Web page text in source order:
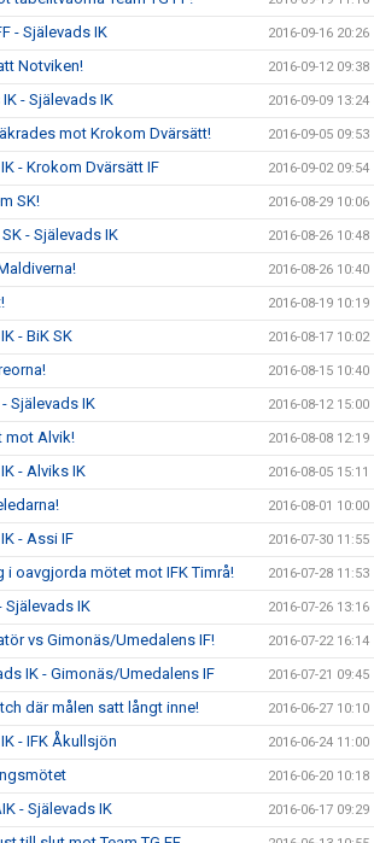
- Själevads IK 2016-09-16 20:26
Notviken! 2016-09-12 09:38
- Själevads IK 2016-09-09 13:24
mot Krokom Dvärsätt! 2016-09-05 09:53
- Krokom Dvärsätt IF 2016-09-02 09:54
SK! 2016-08-29 10:06
- Själevads IK 2016-08-26 10:48
2016-08-26 10:40
2016-08-19 10:19
- BiK SK 2016-08-17 10:02
2016-08-15 10:40
Själevads IK 2016-08-12 15:00
mot Alvik! 2016-08-08 12:19
- Alviks IK 2016-08-05 15:11
2016-08-01 10:00
- Assi IF 2016-07-30 11:55
oavgjorda mötet mot IFK Timrå! 2016-07-28 11:53
Själevads IK 2016-07-26 13:16
vs Gimonäs/Umedalens IF! 2016-07-22 16:14
IK - Gimonäs/Umedalens IF 2016-07-21 09:45
där målen satt långt inne! 2016-06-27 10:10
- IFK Åkullsjön 2016-06-24 11:00
2016-06-20 10:18
- Själevads IK 2016-06-17 09:29